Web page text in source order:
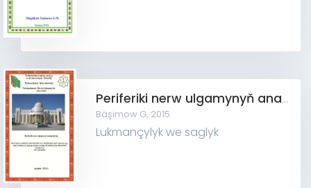
Periferiki nerw ulgamynyň anatomiýasy
Bäşimow G, 2015
Lukmançylyk we saglyk